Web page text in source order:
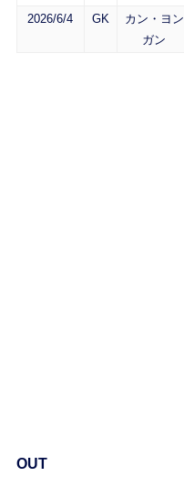
2026/6/4
GK
カン・ヨン
ガン
OUT